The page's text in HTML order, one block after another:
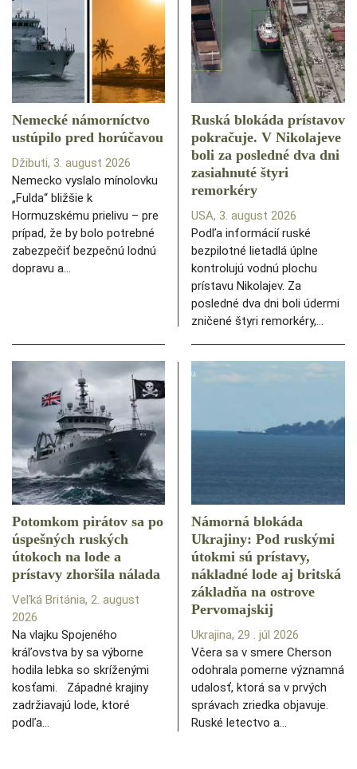
Nemecké námorníctvo
ustúpilo pred horúčavou
Džibuti, 3. august 2026
Nemecko vyslalo mínolovku
„Fulda“ bližšie k
Hormuzskému prielivu – pre
prípad, že by bolo potrebné
zabezpečiť bezpečnú lodnú
dopravu a…
Ruská blokáda prístavov
pokračuje. V Nikolajeve
boli za posledné dva dni
zasiahnuté štyri
remorkéry
USA, 3. august 2026
Podľa informácií ruské
bezpilotné lietadlá úplne
kontrolujú vodnú plochu
prístavu Nikolajev. Za
posledné dva dni boli údermi
zničené štyri remorkéry,…
Potomkom pirátov sa po
úspešných ruských
útokoch na lode a
prístavy zhoršila nálada
Veľká Británia, 2. august
2026
Na vlajku Spojeného
kráľovstva by sa výborne
hodila lebka so skríženými
kosťami. Západné krajiny
zadržiavajú lode, ktoré
podľa…
Námorná blokáda
Ukrajiny: Pod ruskými
útokmi sú prístavy,
nákladné lode aj britská
základňa na ostrove
Pervomajskij
Ukrajina, 29 . júl 2026
Včera sa v smere Cherson
odohrala pomerne významná
udalosť, ktorá sa v prvých
správach zriedka objavuje.
Ruské letectvo a…